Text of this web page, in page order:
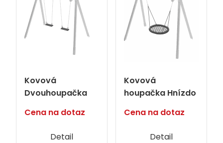
Kovová
Dvouhoupačka
Cena na dotaz
Detail
Kovová
houpačka Hnízdo
Cena na dotaz
Detail